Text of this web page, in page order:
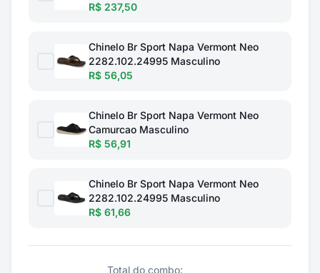
R$ 237,50
Chinelo Br Sport Napa Vermont Neo
2282.102.24995 Masculino
R$ 56,05
Chinelo Br Sport Napa Vermont Neo
Camurcao Masculino
R$ 56,91
Chinelo Br Sport Napa Vermont Neo
2282.102.24995 Masculino
R$ 61,66
Total do combo: